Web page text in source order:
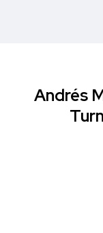
Andrés